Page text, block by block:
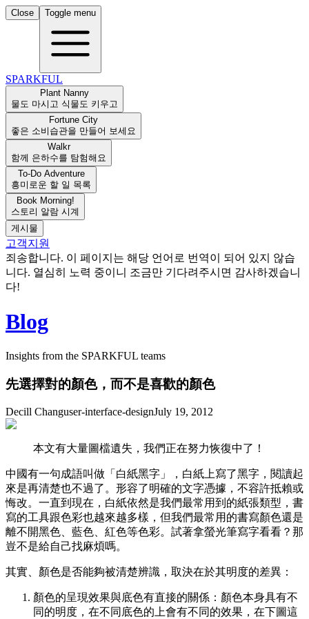
Close Toggle menu
SPARKFUL
Plant Nanny
물도 마시고 식물도 키우고
Fortune City
좋은 소비습관을 만들어 보세요
Walkr
함께 은하수를 탐험해요
To-Do Adventure
흥미로운 할 일 목록
Book Morning!
스토리 알람 시계
게시물
고객지원
죄송합니다. 이 페이지는 해당 언어로 번역이 되어 있지 않습
니다. 열심히 노력 중이니 조금만 기다려주시면 감사하겠습니
다!
Blog
Insights from the SPARKFUL teams
先選擇對的顏色，而不是喜歡的顏色
Decill Changuser-interface-designJuly 19, 2012
本文有大量圖檔遺失，我們正在努力恢復中了！
中國有一句成語叫做「白紙黑字」，白紙上寫了黑字，閱讀起
來是再清楚也不過了。形容了明確的文字憑據，不容許抵賴或
悔改。一直到現在，白紙依然是我們最常用到的紙張類型，書
寫的工具跟色彩也越來越多樣，但我們最常用的書寫顏色還是
離不開黑色、藍色、紅色等色彩。試著拿螢光筆寫字看看？那
豈不是給自己找麻煩嗎。
其實、顏色是否能夠被清楚辨識，取決在於其明度的差異：
顏色的呈現效果與底色有直接的關係：顏色本身具有不
同的明度，在不同底色的上會有不同的效果，在下圖這